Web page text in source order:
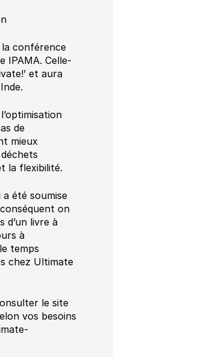
la conférence
IPAMA. Celle-
et aura
de
mieux
la flexibilité.
a été soumise
on
d’un livre à
à
temps
chez Ultimate
le site
vos besoins